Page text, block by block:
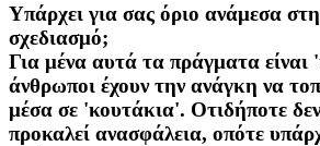
Υπάρχει για σας όριο ανάμεσα
σχεδιασμό;
Για μένα αυτά τα πράγματα
άνθρωποι έχουν την ανάγκη να
μέσα σε 'κουτάκια'. Οτιδήποτε δεν
προκαλεί ανασφάλεια, οπότε